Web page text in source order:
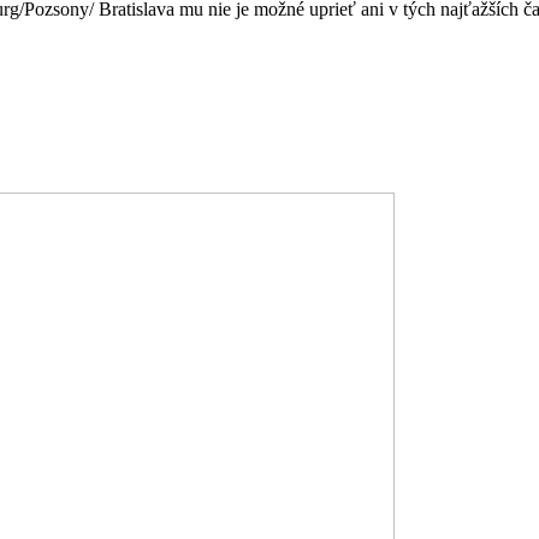
Pozsony/ Bratislava mu nie je možné uprieť ani v tých najťažších